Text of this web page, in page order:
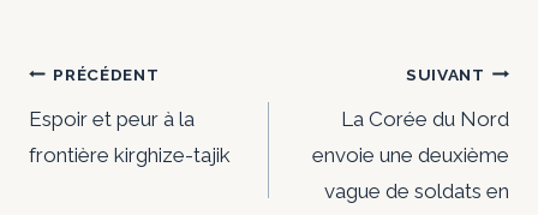
Navigation
de
l’article
PRÉCÉDENT
Espoir et peur à la
frontière kirghize-tajik
SUIVANT
La Corée du Nord
envoie une deuxième
vague de soldats en